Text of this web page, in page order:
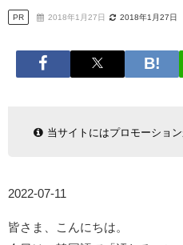
PR 2018年1月27日 2018年1月27日
当サイトにはプロモーション
2022-07-11
皆さま、こんにちは。